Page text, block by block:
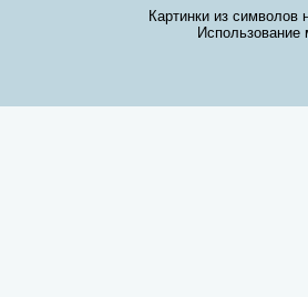
Картинки из символов
Использование